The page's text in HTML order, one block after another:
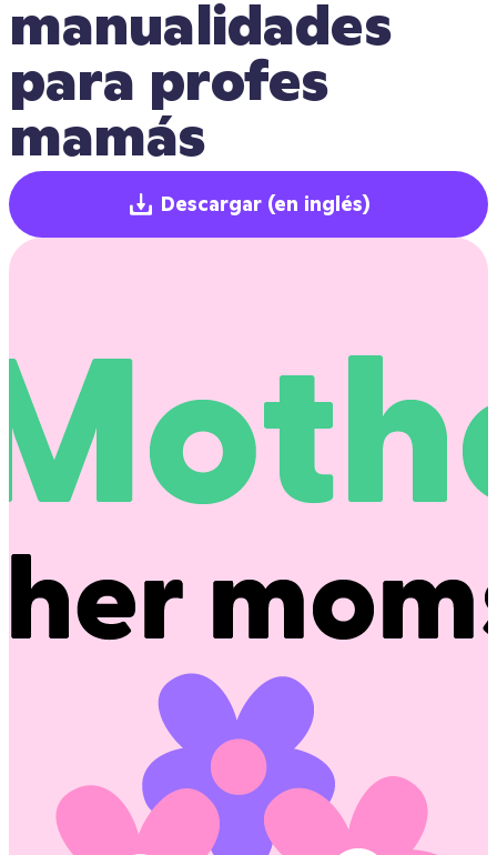
manualidades
para profes
mamás
Descargar (en inglés)